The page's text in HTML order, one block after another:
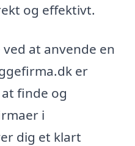
og effektivt.
at anvende en
er
finde og
i
dig et klart